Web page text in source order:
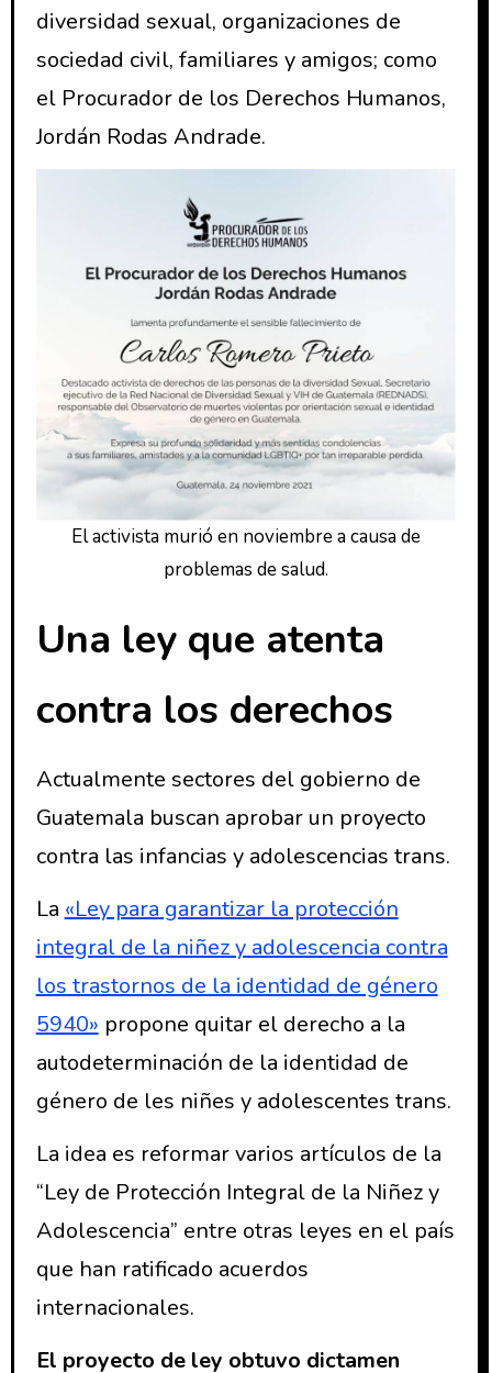
diversidad sexual, organizaciones de
sociedad civil, familiares y amigos; como
el Procurador de los Derechos Humanos,
Jordán Rodas Andrade.
El activista murió en noviembre a causa de
problemas de salud.
Una ley que atenta
contra los derechos
Actualmente sectores del gobierno de
Guatemala buscan aprobar un proyecto
contra las infancias y adolescencias trans.
La «Ley para garantizar la protección
integral de la niñez y adolescencia contra
los trastornos de la identidad de género
5940» propone quitar el derecho a la
autodeterminación de la identidad de
género de les niñes y adolescentes trans.
La idea es reformar varios artículos de la
“Ley de Protección Integral de la Niñez y
Adolescencia” entre otras leyes en el país
que han ratificado acuerdos
internacionales.
El proyecto de ley obtuvo dictamen